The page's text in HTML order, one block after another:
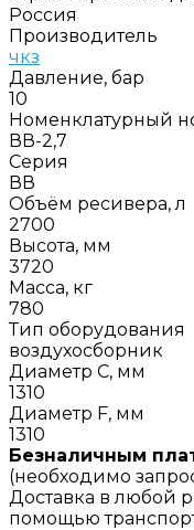
Россия
Производитель
чкз
Давление, бар
10
Номенклатурный
ВВ-2,7
Серия
ВВ
Объём ресивера, л
2700
Высота, мм
3720
Масса, кг
780
Тип оборудования
воздухосборник
Диаметр C, мм
1310
Диаметр F, мм
1310
Безналичным
(необходимо
Доставка в любой
помощью